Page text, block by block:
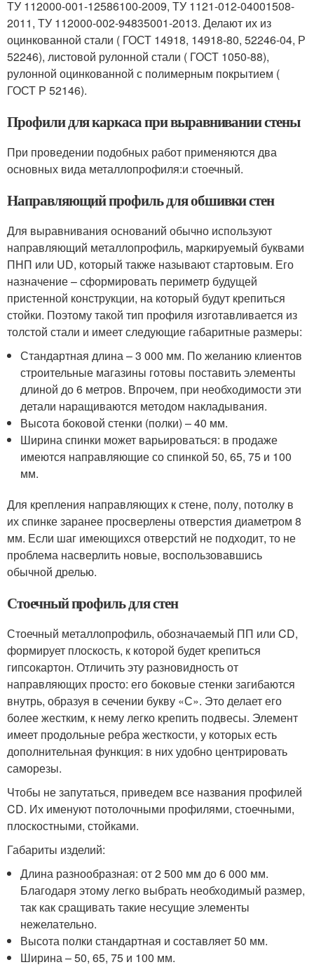
ТУ 112000-001-12586100-2009, ТУ 1121-012-04001508-
2011, ТУ 112000-002-94835001-2013. Делают их из
оцинкованной стали ( ГОСТ 14918, 14918-80, 52246-04, Р
52246), листовой рулонной стали ( ГОСТ 1050-88),
рулонной оцинкованной с полимерным покрытием (
ГОСТ Р 52146).
Профили для каркаса при выравнивании стены
При проведении подобных работ применяются два
основных вида металлопрофиля:и стоечный.
Направляющий профиль для обшивки стен
Для выравнивания оснований обычно используют
направляющий металлопрофиль, маркируемый буквами
ПНП или UD, который также называют стартовым. Его
назначение – сформировать периметр будущей
пристенной конструкции, на который будут крепиться
стойки. Поэтому такой тип профиля изготавливается из
толстой стали и имеет следующие габаритные размеры:
Стандартная длина – 3 000 мм. По желанию клиентов
строительные магазины готовы поставить элементы
длиной до 6 метров. Впрочем, при необходимости эти
детали наращиваются методом накладывания.
Высота боковой стенки (полки) – 40 мм.
Ширина спинки может варьироваться: в продаже
имеются направляющие со спинкой 50, 65, 75 и 100
мм.
Для крепления направляющих к стене, полу, потолку в
их спинке заранее просверлены отверстия диаметром 8
мм. Если шаг имеющихся отверстий не подходит, то не
проблема насверлить новые, воспользовавшись
обычной дрелью.
Стоечный профиль для стен
Стоечный металлопрофиль, обозначаемый ПП или CD,
формирует плоскость, к которой будет крепиться
гипсокартон. Отличить эту разновидность от
направляющих просто: его боковые стенки загибаются
внутрь, образуя в сечении букву «С». Это делает его
более жестким, к нему легко крепить подвесы. Элемент
имеет продольные ребра жесткости, у которых есть
дополнительная функция: в них удобно центрировать
саморезы.
Чтобы не запутаться, приведем все названия профилей
CD. Их именуют потолочными профилями, стоечными,
плоскостными, стойками.
Габариты изделий:
Длина разнообразная: от 2 500 мм до 6 000 мм.
Благодаря этому легко выбрать необходимый размер,
так как сращивать такие несущие элементы
нежелательно.
Высота полки стандартная и составляет 50 мм.
Ширина – 50, 65, 75 и 100 мм.